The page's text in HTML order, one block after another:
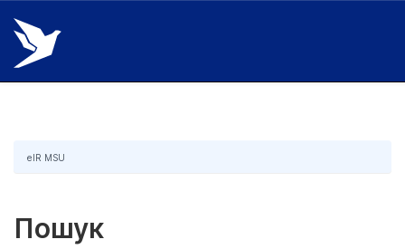
Skip
navigation
eIR MSU
Пошук